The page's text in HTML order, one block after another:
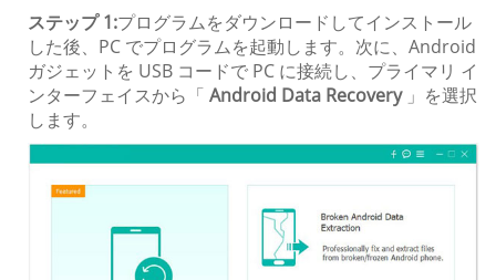
ステップ 1:プログラムをダウンロードしてインストール
した後、PC でプログラムを起動します。次に、Android
ガジェットを USB コードで PC に接続し、プライマリ イ
ンターフェイスから「 Android Data Recovery」を選択
します。